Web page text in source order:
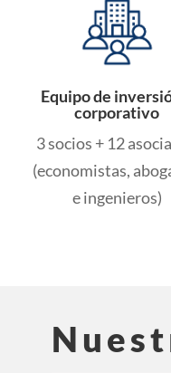
Equipo de
corporativo
3 socios + 12
(economistas,
e ingenieros)